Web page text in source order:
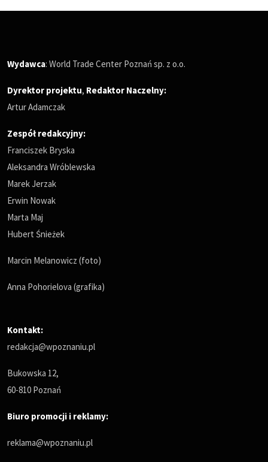
Wydawca: World Trade Center Poznań sp. z o.o.
Dyrektor projektu, Redaktor Naczelny:
Artur Adamczak
Zespół redakcyjny:
Franciszek Bryska
Aleksandra Wróblewska
Marek Jerzak
Erwin Nowak
Marta Maj
Hubert Śnieżek
Marcin Melanowicz (foto)
Anna Pohorielova (grafika)
Kontakt:
redakcja@wpoznaniu.pl
Bukowska 12,
60-810 Poznań
Biuro promocji i reklamy:
reklama@wpoznaniu.pl